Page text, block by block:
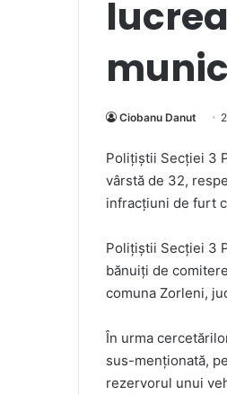
Ciobanu Danut
Poliţiştii Secției 3
vârstă de 32,
infracțiuni de furt
Polițiștii Secției 3
bănuiți de
comuna Zorleni,
În urma
sus-menționată,
rezervorul unui